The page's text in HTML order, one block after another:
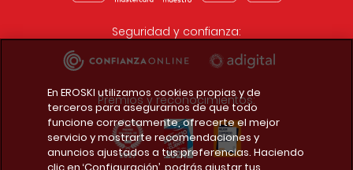
Seguridad y confianza:
Premios y reconocimientos:
En EROSKI utilizamos cookies propias y de
terceros para asegurarnos de que todo
funcione correctamente, ofrecerte el mejor
servicio y mostrarte recomendaciones y
anuncios ajustados a tus preferencias. Haciendo
clic en ‘Configuración’, podrás ajustar tus